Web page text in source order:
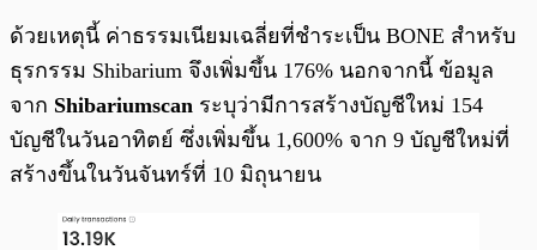
ด้วยเหตุนี้ ค่าธรรมเนียมเฉลี่ยที่ชำระเป็น BONE สำหรับ
ธุรกรรม Shibarium จึงเพิ่มขึ้น 176% นอกจากนี้ ข้อมูล
จาก Shibariumscan ระบุว่ามีการสร้างบัญชีใหม่ 154
บัญชีในวันอาทิตย์ ซึ่งเพิ่มขึ้น 1,600% จาก 9 บัญชีใหม่ที่
สร้างขึ้นในวันจันทร์ที่ 10 มิถุนายน